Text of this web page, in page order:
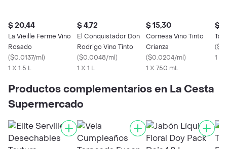
$ 20,44
La Vieille Ferme Vino
Rosado
($0.0137/ml)
1 X 1.5 L
$ 4,72
El Conquistador Don
Rodrigo Vino Tinto
($0.0048/ml)
1 X 1 L
$ 15,30
Cornesa Vino Tinto
Crianza
($0.0204/ml)
1 X 750 mL
$
(
1 X
Productos complementarios en La Cesta
Supermercado